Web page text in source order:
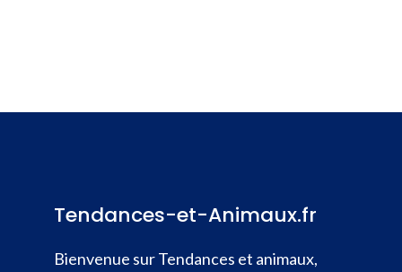
Tendances-et-Animaux.fr
Bienvenue sur Tendances et animaux,